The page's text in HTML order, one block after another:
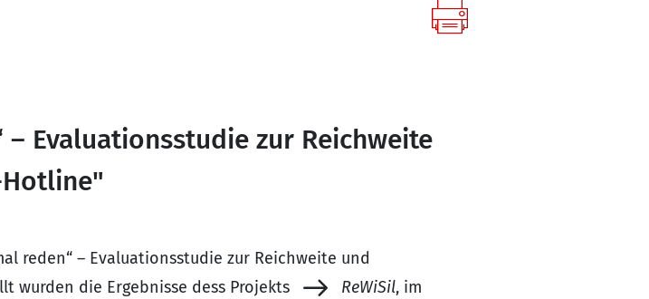
– Evaluationsstudie zur Reichweite
reden“ – Evaluationsstudie zur Reichweite und
wurden die Ergebnisse dess Projekts
ReWiSil, im